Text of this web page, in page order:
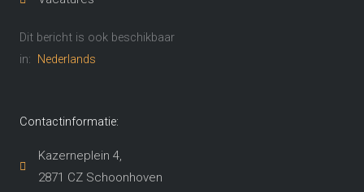
Dit bericht is ook beschikbaar
in: Nederlands
Contactinformatie:
Kazerneplein 4,
2871 CZ Schoonhoven​